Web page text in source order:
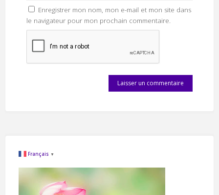
Enregistrer mon nom, mon e-mail et mon site dans
le navigateur pour mon prochain commentaire.
Français ▼